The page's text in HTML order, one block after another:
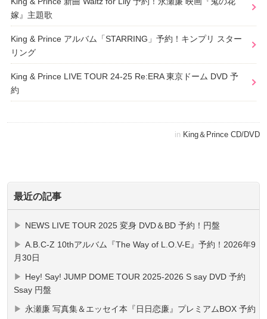
嫁』主題歌
King & Prince アルバム「STARRING」予約！キンプリ スター
リング
King & Prince LIVE TOUR 24-25 Re:ERA 東京ドーム DVD 予
約
in King＆Prince CD/DVD
最近の記事
NEWS LIVE TOUR 2025 変身 DVD＆BD 予約！円盤
A.B.C-Z 10thアルバム『The Way of L.O.V-E』予約！2026年9
月30日
Hey! Say! JUMP DOME TOUR 2025-2026 S say DVD 予約
Ssay 円盤
永瀬廉 写真集＆エッセイ本『日日恋廉』プレミアムBOX 予約